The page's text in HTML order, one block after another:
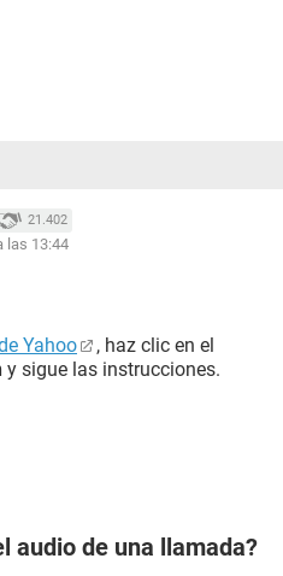
21.402
las 13:44
Yahoo
, haz clic en el
y sigue las instrucciones.
audio de una llamada?